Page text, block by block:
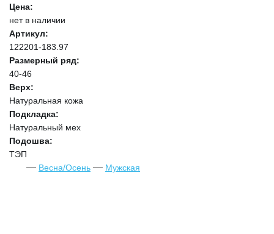
Цена:
нет в наличии
Артикул:
122201-183.97
Размерный ряд:
40-46
Верх:
Натуральная кожа
Подкладка:
Натуральный мех
Подошва:
ТЭП
Весна/Осень
Мужская